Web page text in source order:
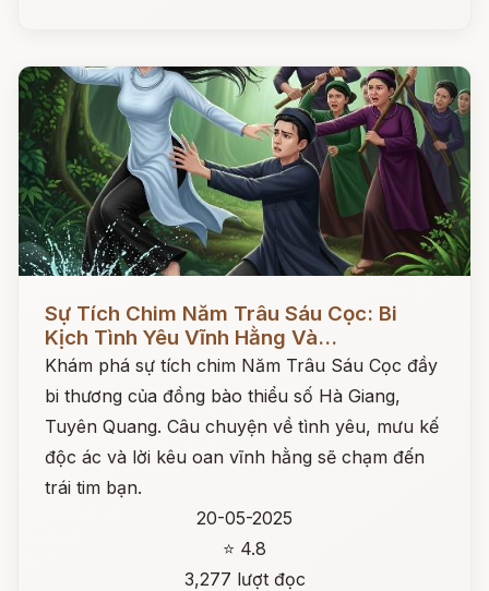
Sự Tích Chim Năm Trâu Sáu Cọc: Bi
Kịch Tình Yêu Vĩnh Hằng Và...
Khám phá sự tích chim Năm Trâu Sáu Cọc đầy
bi thương của đồng bào thiểu số Hà Giang,
Tuyên Quang. Câu chuyện về tình yêu, mưu kế
độc ác và lời kêu oan vĩnh hằng sẽ chạm đến
trái tim bạn.
20-05-2025
⭐ 4.8
3,277 lượt đọc